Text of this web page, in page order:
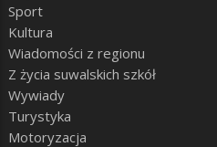
Sport
Kultura
Wiadomości z regionu
Z życia suwalskich szkół
Wywiady
Turystyka
Motoryzacja